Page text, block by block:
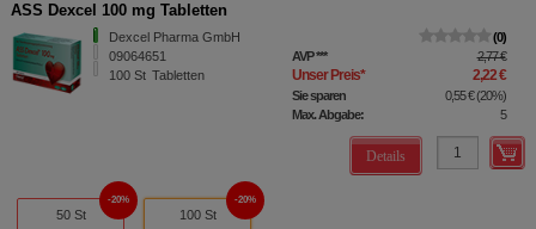
ASS Dexcel 100 mg Tabletten
Dexcel Pharma GmbH
09064651
100 St Tabletten
0
AVP*** 2,77 €
Unser Preis* 2,22 €
Sie sparen 0,55 €(20%)
Max. Abgabe:
5
Details
50 St
20%
100 St
20%